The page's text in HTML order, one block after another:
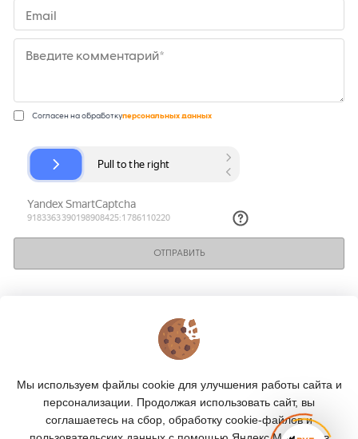
Email
Введите комментарий*
Согласен на обработкуперсональных данных
ОТПРАВИТЬ
КАТАЛОГ
ПОДПИСКА
Мы используем файлы cookie для улучшения работы сайта и
персонализации. Продолжая использовать сайт, вы
соглашаетесь на сбор, обработку cookie-файлов и